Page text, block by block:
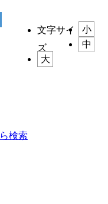
文字サイ
ズ
小
中
大